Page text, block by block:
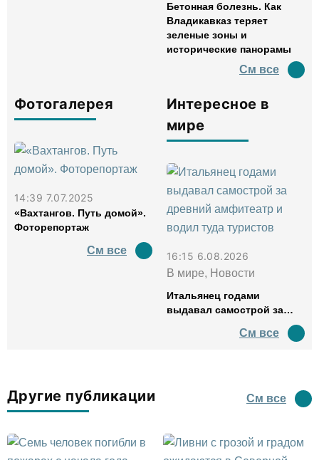
Бетонная болезнь. Как
Владикавказ теряет
зеленые зоны и
исторические панорамы
См все
Фотогалерея
14:39 7.07.2025
«Вахтангов. Путь домой».
Фоторепортаж
См все
Интересное в
мире
16:15 6.08.2026
В мире, Новости
Итальянец годами
выдавал самострой за
водил туда туристов
См все
Другие публикации См все